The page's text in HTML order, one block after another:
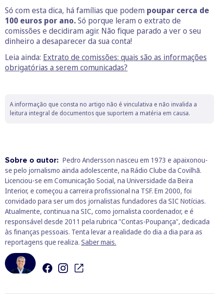
Só com esta dica, há famílias que podem poupar cerca de
100 euros por ano.Só porque leram o extrato de
comissões e decidiram agir. Não fique parado a ver o seu
dinheiro a desaparecer da sua conta!
Leia ainda: Extrato de comissões: quais são as informações
obrigatórias a serem comunicadas?
A informação que consta no artigo não é vinculativa e não invalida a
leitura integral de documentos que suportem a matéria em causa.
Sobre o autor: Pedro Andersson nasceu em 1973 e apaixonou-
se pelo jornalismo ainda adolescente, na Rádio Clube da Covilhã.
Licenciou-se em Comunicação Social, na Universidade da Beira
Interior, e começou a carreira profissional na TSF. Em 2000, foi
convidado para ser um dos jornalistas fundadores da SIC Notícias.
Atualmente, continua na SIC, como jornalista coordenador, e é
responsável desde 2011 pela rubrica "Contas-Poupança", dedicada
às finanças pessoais. Tenta levar a realidade do dia a dia para as
reportagens que realiza. Saber mais.